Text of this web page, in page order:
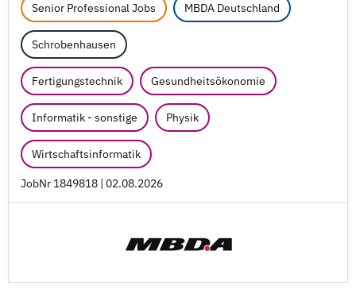
Senior Professional Jobs MBDA Deutschland
Schrobenhausen
Fertigungstechnik Gesundheitsökonomie
Informatik - sonstige Physik
Wirtschaftsinformatik
JobNr 1849818 | 02.08.2026